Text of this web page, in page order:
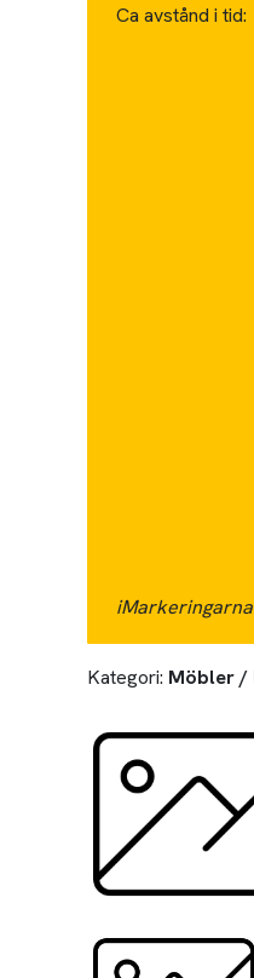
Ca avstånd i tid:
i
Kategori: Möbler /